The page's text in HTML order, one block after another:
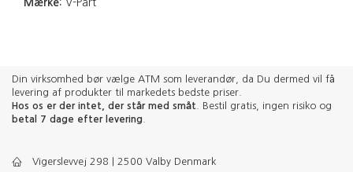
Mærke: V-Part
Din virksomhed bør vælge ATM som leverandør, da Du dermed vil få
levering af produkter til markedets bedste priser.
Hos os er der intet, der står med småt . Bestil gratis, ingen risiko og
betal 7 dage efter levering
Vigerslevvej 298 | 2500 Valby Denmark